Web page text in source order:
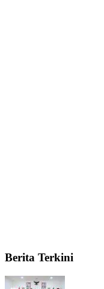
Berita Terkini